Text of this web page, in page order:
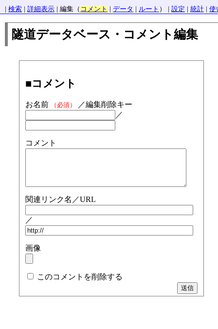
検索 詳細表示 | 編集（ コメント データ ルート ） | 設定 統計 使
隧道データベース・コメント編集
■コメント
お名前 （必須）
／編集削除キー
／
コメント
関連リンク名／URL
／
画像
このコメントを削除する